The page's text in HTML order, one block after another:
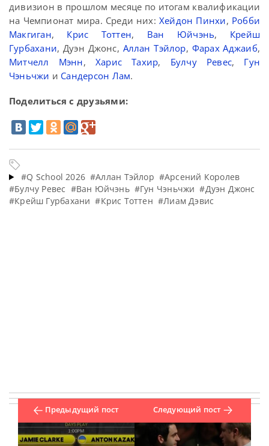
дивизион в прошлом месяце по итогам квалификации
на Чемпионат мира. Среди них:Хейдон Пинхи, Робби
Макгиган, Крис Тоттен, Ван Юйчэнь, Крейш
Гурбахани, Дуэн Джонс, Аллан Тэйлор, Фарах Аджаиб,
Митчелл Мэнн, Харис Тахир, Булчу Ревес, Гун
Чэньчжи и Сандерсон Лам.
Поделиться с друзьями:
#Q School 2026 #Аллан Тэйлор #Арсений Королев
#Булчу Ревес #Ван Юйчэнь #Гун Чэньчжи #Дуэн Джонс
#Крейш Гурбахани #Крис Тоттен #Лиам Дэвис
Предыдущий пост Следующий пост